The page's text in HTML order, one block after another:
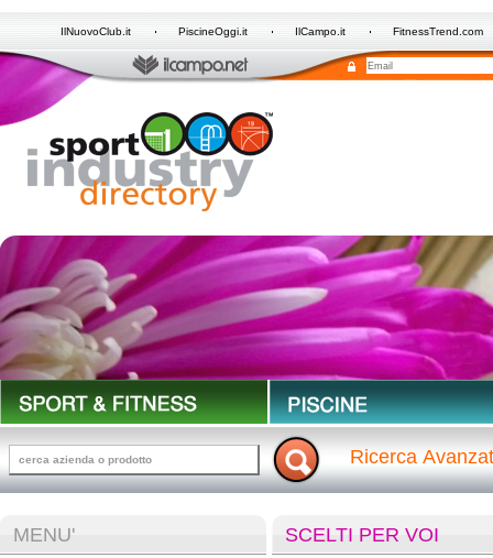
IlNuovoClub.it PiscineOggi.it IlCampo.it FitnessTrend.com
Ricerca
MENU' SCELTI PER VOI